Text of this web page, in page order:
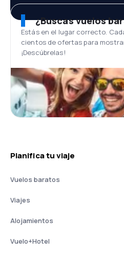
¿Buscas vuelos
Estás en el lugar correcto.
cientos de ofertas para
¡Descúbrelas!
Planifica tu viaje
Vuelos baratos
Viajes
Alojamientos
Vuelo+Hotel